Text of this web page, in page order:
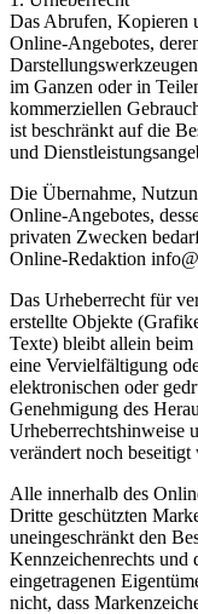
Das Abrufen, Kopieren
Online-Angebotes,
im Ganzen oder in
kommerziellen
ist beschränkt auf die
und
Die Übernahme,
Online-Angebotes,
privaten Zwecken
Online-Redaktion
Das Urheberrecht für
erstellte Objekte
Texte) bleibt allein
eine Vervielfältigung
elektronischen oder
Genehmigung des
Urheberrechtshinweise
verändert noch beseitigt
Alle innerhalb des
Dritte geschützten
uneingeschränkt den
Kennzeichenrechts und
eingetragenen
nicht, dass